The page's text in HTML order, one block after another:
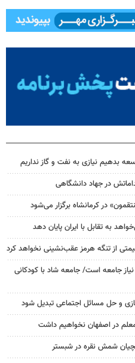
بدهیم نیازی به نفت و گاز نداریم
در جهاد دانشگاهی
در کرمانشاه برگزار می‌شود
به تقابل با ایران پایان دهد
از تنگه هرمز عقب‌نشینی نخواهد کرد
جامعه است/ جامعه شاد با کودکانی
و حل مسائل اجتماعی تبدیل شود
در اصفهان نخواهیم داشت